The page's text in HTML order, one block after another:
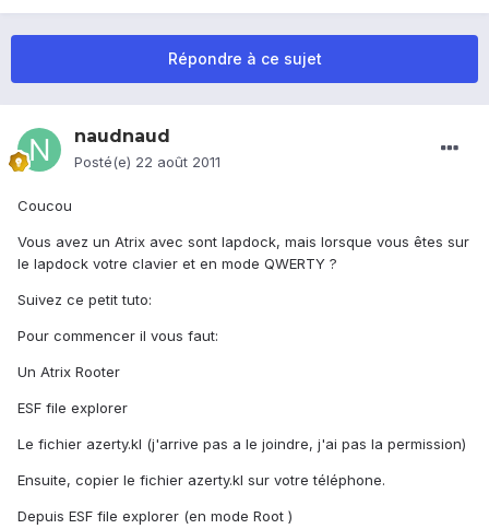
Répondre à ce sujet
naudnaud
Posté(e) 22 août 2011
Coucou
Vous avez un Atrix avec sont lapdock, mais lorsque vous êtes sur
le lapdock votre clavier et en mode QWERTY ?
Suivez ce petit tuto:
Pour commencer il vous faut:
Un Atrix Rooter
ESF file explorer
Le fichier azerty.kl (j'arrive pas a le joindre, j'ai pas la permission)
Ensuite, copier le fichier azerty.kl sur votre téléphone.
Depuis ESF file explorer (en mode Root )